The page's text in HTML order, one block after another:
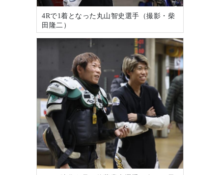
4Rで1着となった丸山智史選手（撮影・柴
田隆二）